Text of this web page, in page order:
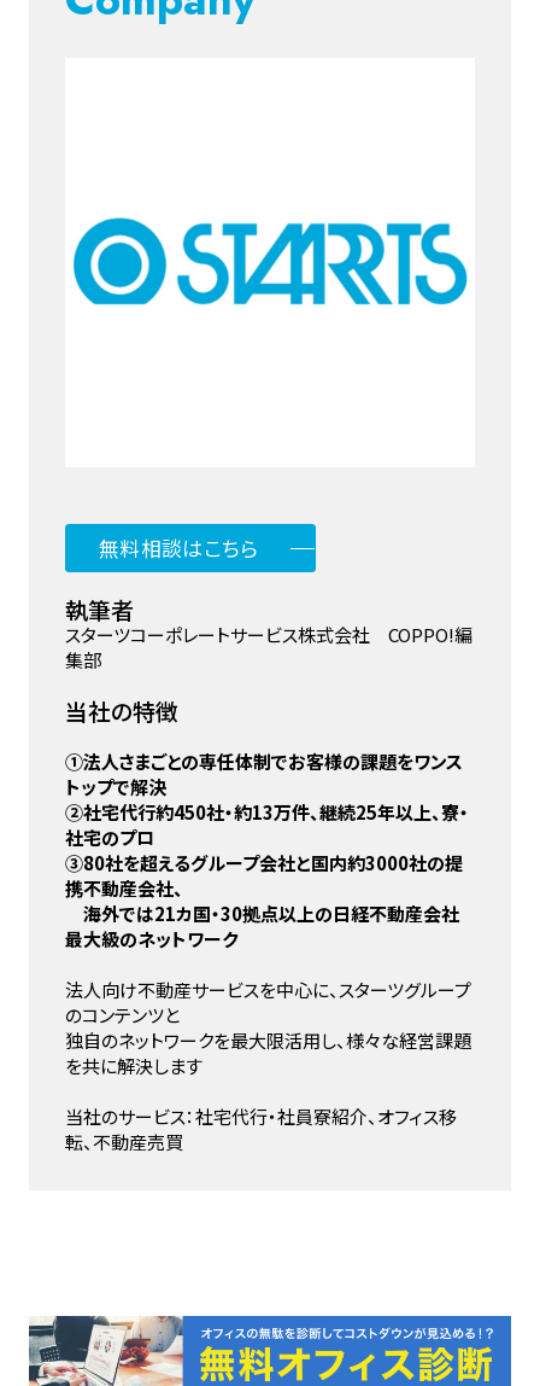
無料相談はこちら
執筆者
スターツコーポレートサービス株式会社 COPPO!編
集部
当社の特徴
①法人さまごとの専任体制でお客様の課題をワンス
トップで解決
②社宅代行約450社・約13万件、継続25年以上、寮・
社宅のプロ
③80社を超えるグループ会社と国内約3000社の提
携不動産会社、
海外では21カ国・30拠点以上の日経不動産会社
最大級のネットワーク
法人向け不動産サービスを中心に、スターツグループ
のコンテンツと
独自のネットワークを最大限活用し、様々な経営課題
を共に解決します
当社のサービス：社宅代行・社員寮紹介、オフィス移
転、不動産売買